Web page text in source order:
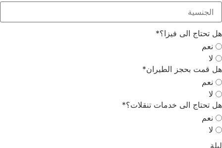
تحتاج الى فيزا؟*
نعم
لا
قمت بحجز الطيران*
نعم
لا
تحتاج الى خدمات تنقلات؟*
نعم
لا